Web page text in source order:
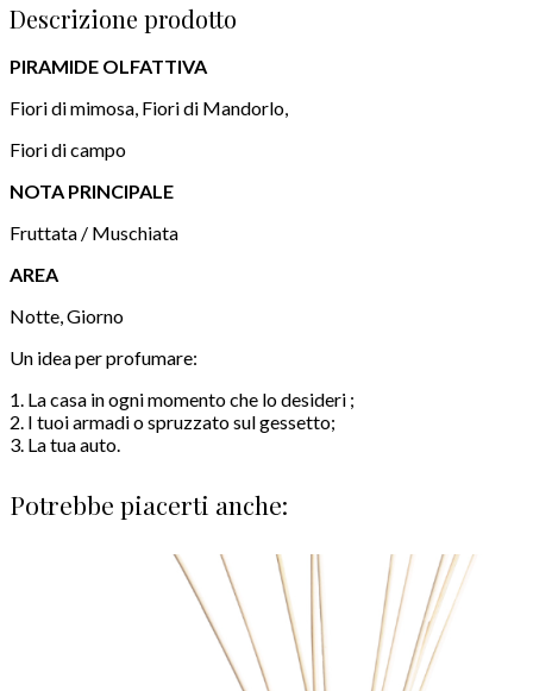
Descrizione prodotto
PIRAMIDE OLFATTIVA
Fiori di mimosa, Fiori di Mandorlo,
Fiori di campo
NOTA PRINCIPALE
Fruttata / Muschiata
AREA
Notte, Giorno
Un idea per profumare:
1. La casa in ogni momento che lo desideri ;
2. I tuoi armadi o spruzzato sul gessetto;
3. La tua auto.
Potrebbe piacerti anche: